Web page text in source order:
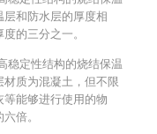
和防水层的厚度相
的三分之一。
稳定性结构的烧结保温
质为混凝土，但不限
能够进行使用的物
倍。